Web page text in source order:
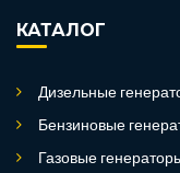
КАТАЛОГ
Дизельные
Бензиновые
Газовые